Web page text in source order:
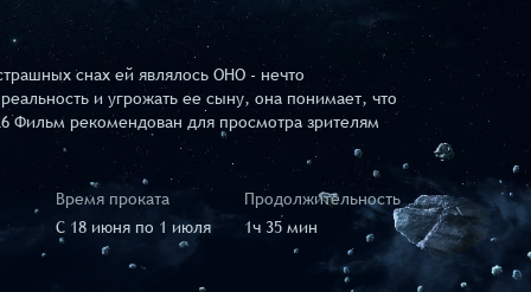
снах ей являлось ОНО - нечто
и угрожать ее сыну, она понимает, что
Фильм рекомендован для просмотра зрителям
Время проката
C 18 июня по 1 июля
Продолжительность
1ч 35 мин